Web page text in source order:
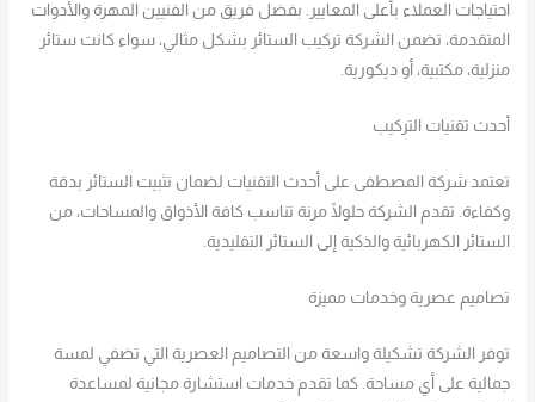
احتياجات العملاء بأعلى المعايير. بفضل فريق من الفنيين المهرة والأدوات
المتقدمة، تضمن الشركة تركيب الستائر بشكل مثالي، سواء كانت ستائر
منزلية، مكتبية، أو ديكورية.
أحدث تقنيات التركيب
تعتمد شركة المصطفى على أحدث التقنيات لضمان تثبيت الستائر بدقة
وكفاءة. تقدم الشركة حلولًا مرنة تناسب كافة الأذواق والمساحات، من
الستائر الكهربائية والذكية إلى الستائر التقليدية.
تصاميم عصرية وخدمات مميزة
توفر الشركة تشكيلة واسعة من التصاميم العصرية التي تضفي لمسة
جمالية على أي مساحة. كما تقدم خدمات استشارة مجانية لمساعدة